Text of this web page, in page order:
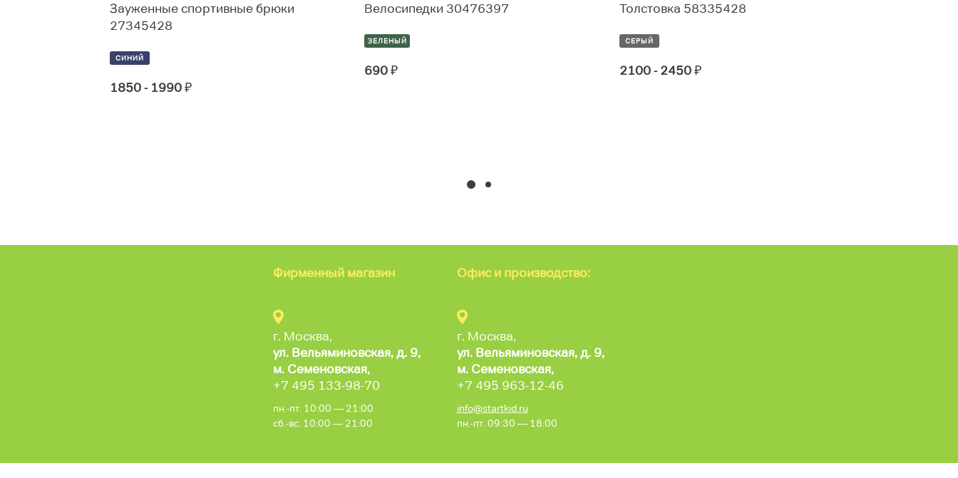
Зауженные спортивные брюки
27345428
СИНИЙ
1850 - 1990₽
Велосипедки 30476397
ЗЕЛЕНЫЙ
690₽
Толстовка 58335428
СЕРЫЙ
2100 - 2450₽
Фирменный магазин
г. Москва,
ул. Вельяминовская,д. 9,
м. Семеновская,
+7 495 133-98-70
пн.-пт. 10:00 — 21:00
сб.-вс. 10:00 — 21:00
Офис и производство:
г. Москва,
ул. Вельяминовская,д. 9,
м. Семеновская,
+7 495 963-12-46
info@startkid.ru
пн.-пт. 09:30 — 18:00